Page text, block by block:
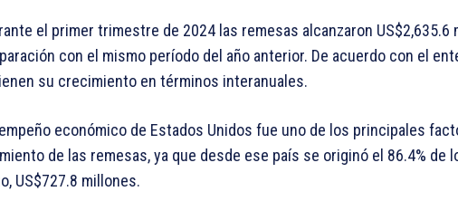
el primer trimestre de 2024 las remesas alcanzaron US$2,635.6
con el mismo período del año anterior. De acuerdo con el
su crecimiento en términos interanuales.
económico de Estados Unidos fue uno de los principales
de las remesas, ya que desde ese país se originó el 86.4% de
US$727.8 millones.